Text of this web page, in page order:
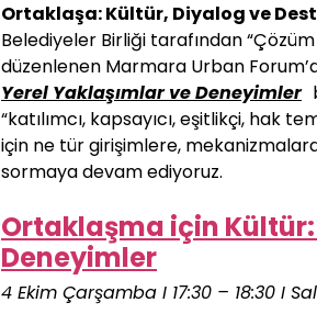
Ortaklaşa: Kültür, Diyalog ve
Belediyeler Birliği tarafından
düzenlenen Marmara Urban
Yerel Yaklaşımlar ve Deneyimler
“katılımcı, kapsayıcı, eşitlikçi, hak
için ne tür girişimlere,
sormaya devam ediyoruz.
Ortaklaşma için
Deneyimler
4 Ekim Çarşamba I 17:30 – 18:30 I